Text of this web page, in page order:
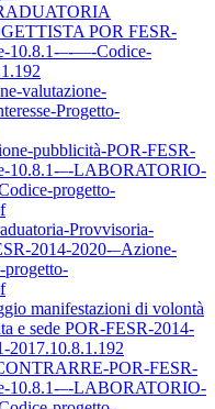
POR FESR-
10.8.1-–-––-Codice-
valutazione-
Progetto-
pubblicità-POR-FESR-
10.8.1-–-LABORATORIO-
progetto-
Provvisoria-
2014-2020-–Azione-
progetto-
manifestazioni di volontà
e sede POR-FESR-2014-
2017.10.8.1.192
POR-FESR-
10.8.1-–-LABORATORIO-